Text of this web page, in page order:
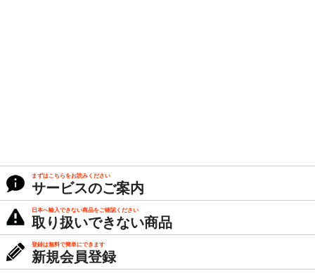
まずはこちらをお読みください
サービスのご案内
日本へ輸入できない商品をご確認ください
取り扱いできない商品
登録は無料で簡単にできます
新規会員登録